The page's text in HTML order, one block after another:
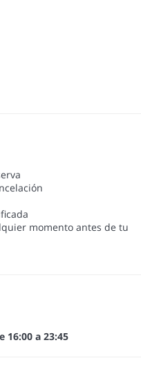
momento antes de tu
16:00 a 23:45